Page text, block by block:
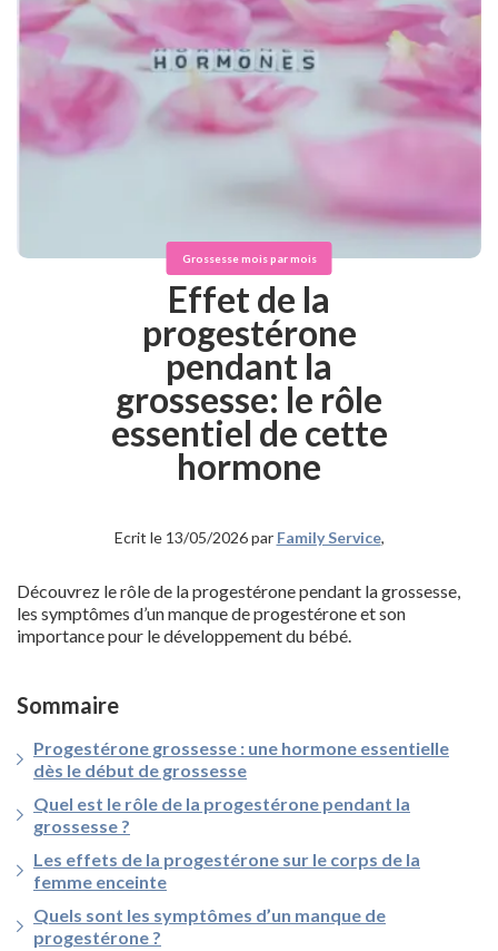
Grossesse mois par mois
Effet de la
progestérone
pendant la
grossesse: le rôle
essentiel de cette
hormone
Ecrit le 13/05/2026 par Family Service,
Découvrez le rôle de la progestérone pendant la grossesse,
les symptômes d’un manque de progestérone et son
importance pour le développement du bébé.
Sommaire
Progestérone grossesse : une hormone essentielle
dès le début de grossesse
Quel est le rôle de la progestérone pendant la
grossesse ?
Les effets de la progestérone sur le corps de la
femme enceinte
Quels sont les symptômes d’un manque de
progestérone ?